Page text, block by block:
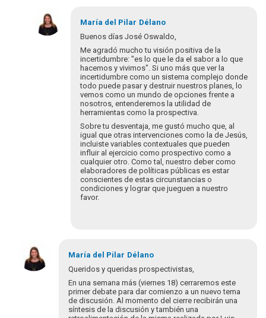
María del Pilar Délano
Buenos días José Oswaldo,
Me agradó mucho tu visión positiva de la
incertidumbre: "es lo que le da el sabor a lo que
hacemos y vivimos". Si uno más que ver la
incertidumbre como un sistema complejo donde
todo puede pasar y destruir nuestros planes, lo
vemos como un mundo de opciones frente a
nosotros, entenderemos la utilidad de
herramientas como la prospectiva.
Sobre tu desventaja, me gustó mucho que, al
igual que otras intervenciones como la de Jesús,
incluiste variables contextuales que pueden
influir al ejercicio como prospectivo como a
cualquier otro. Como tal, nuestro deber como
elaboradores de políticas públicas es estar
conscientes de estas circunstancias o
condiciones y lograr que jueguen a nuestro
favor.
En
respuesta
a
María del Pilar Délano
Queridos y queridas prospectivistas,
En una semana más (viernes 18) cerraremos este
primer debate para dar comienzo a un nuevo tema
de discusión. Al momento del cierre recibirán una
síntesis de la discusión y también una